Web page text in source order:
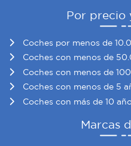
Por precio
Coches por menos de
Coches con menos de
Coches con menos de
Coches con menos de 5
Coches con más de 10
Marcas